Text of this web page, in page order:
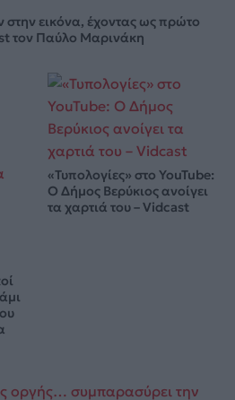
στην εικόνα, έχοντας ως πρώτο
τον Παύλο Μαρινάκη
«Τυπολογίες» στο YouTube:
Ο Δήμος Βερύκιος ανοίγει
τα χαρτιά του – Vidcast